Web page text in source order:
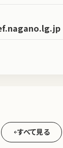
すべて見る